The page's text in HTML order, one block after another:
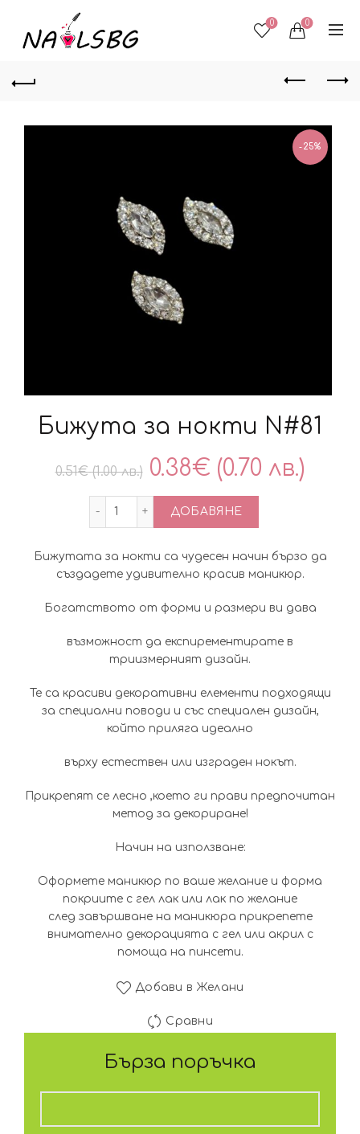
0 0
-25%
Бижута за нокти N#81
0.51€ (1.00 лв.) Original
price
0.51€
(1.00
лв.).
0.38€ (0.70 лв.)
(0.70
ДОБАВЯНЕ
Бижутата за нокти са чудесен начин бързо да
създадете удивително красив маникюр.
Богатството от форми и размери ви дава
възможност да експирементирате в
триизмерният дизайн.
Те са красиви декоративни елементи подходящи
за специални поводи и със специален дизайн,
който приляга идеално
върху естествен или изграден нокът.
Прикрепят се лесно ,което ги прави предпочитан
метод за декориране!
Начин на използване:
Оформете маникюр по ваше желание и форма
покриите с гел лак или лак по желание
след завършване на маникюра прикрепете
внимателно декорацията с гел или акрил с
помоща на пинсети.
Добави в Желани
Сравни
Бърза поръчка